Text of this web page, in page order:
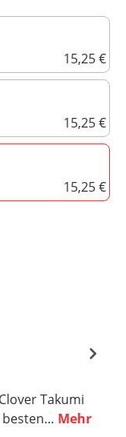
15,25 €
15,25 €
15,25 €
Takumi
besten… Mehr